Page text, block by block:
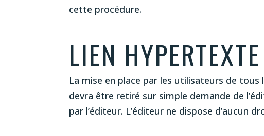
cette procédure.
LIEN HYPERTEXTE
La mise en place par les utilisateurs de
devra être retiré sur simple demande de
par l’éditeur. L’éditeur ne dispose d’aucun